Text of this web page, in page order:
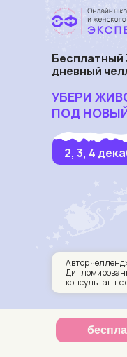
Бесплатный
дневный
УБЕРИ
ПОД
2, 3, 4
Автор
консультант с